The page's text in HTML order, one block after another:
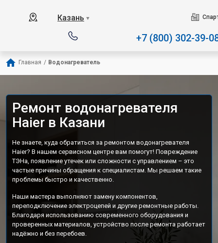
Казань ▼
+7 (800) 302-39-
Главная / Водонагреватель
Ремонт водонагревателя
Haier в Казани
Не знаете, куда обратиться за ремонтом водонагревателя
Haier? В нашем сервисном центре вам помогут! Повреждение
ТЭНа, появление утечек или сложности с управлением – это
частые причины обращения к специалистам. Мы решаем такие
проблемы быстро и качественно.
Наши мастера выполняют замену компонентов,
переподключение электроцепей и другие ремонтные работы.
Благодаря использованию современного оборудования и
проверенных материалов, устройство после ремонта работает
надёжно и без перебоев.